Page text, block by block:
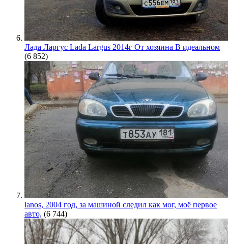
Лада Ларгус Lada Largus 2014г От хозяина В идеальном
(6 852)
lanos, 2004 год, за машиной следил как мог, моё первое
авто, (6 744)